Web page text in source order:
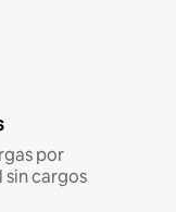
por
sin cargos